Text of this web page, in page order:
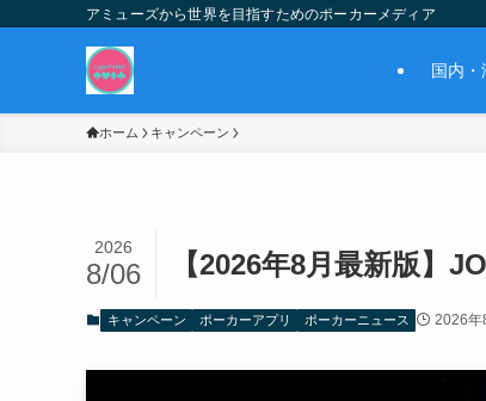
アミューズから世界を目指すためのポーカーメディア
国内
ホーム キャンペーン
【2026年8月最新版】
2026
8/06
キャンペーン ポーカーアプリ ポーカーニュース 2026年